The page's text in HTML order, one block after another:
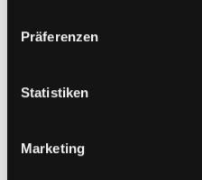
Präferenzen
Statistiken
Marketing
PFLEGEHINWEISE